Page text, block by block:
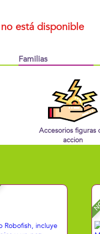
está disponible
Familias
Accesorios figuras
accion